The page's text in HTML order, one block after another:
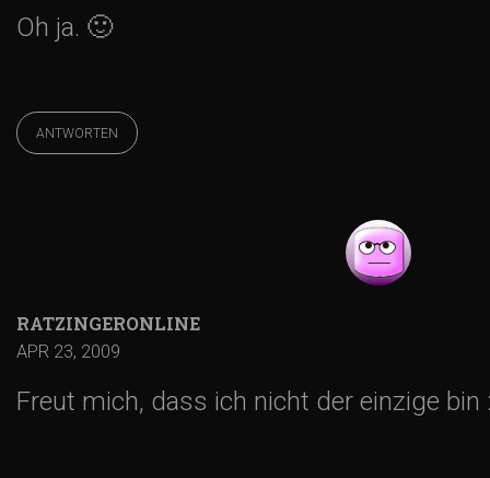
n
Oh ja. 🙂
ANTWORTEN
RATZINGERONLINE
APR 23, 2009
Freut mich, dass ich nicht der einzige bin